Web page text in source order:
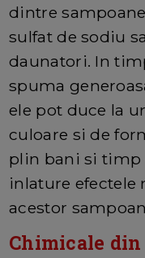
dintre
sulfat de sodiu
daunatori. In
spuma
ele pot duce la
culoare si de
plin bani si timp
inlature efectele
acestor
Chimicale din